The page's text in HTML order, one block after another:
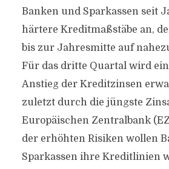
Banken und Sparkassen seit
härtere Kreditmaßstäbe an,
bis zur Jahresmitte auf
Für das dritte Quartal wird
Anstieg der Kreditzinsen
zuletzt durch die jüngste
Europäischen Zentralbank
der erhöhten Risiken wollen
Sparkassen ihre Kreditlinien